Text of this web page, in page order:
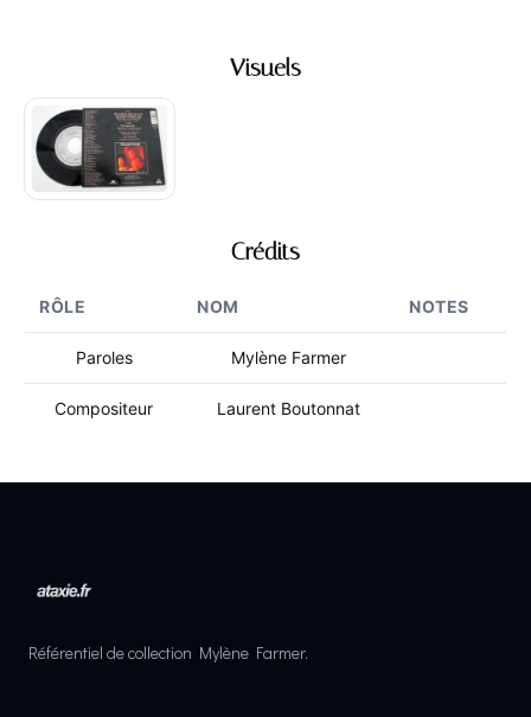
Visuels
Crédits
RÔLE NOM NOTES
Paroles Mylène Farmer
Compositeur Laurent Boutonnat
Référentiel de collection Mylène Farmer.